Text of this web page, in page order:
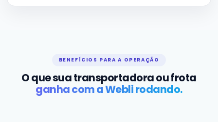
BENEFÍCIOS PARA A OPERAÇÃO
O que sua transportadora ou frota
ganha com a Webli rodando.